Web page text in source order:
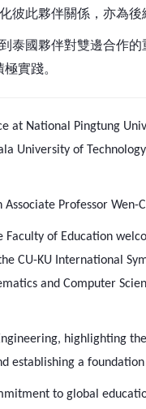
此夥伴關係，亦為後
國夥伴對雙邊合作
實踐。
National Pingtung
University of
Professor Wen-
of Education
CU-KU International
and Computer
highlighting
establishing a
to global